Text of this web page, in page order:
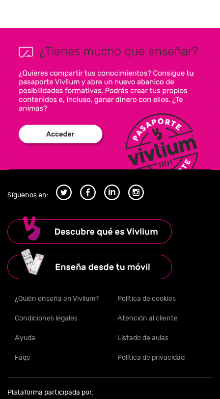
Síguenos en:
¿Quién enseña en Vivlium? Política de cookies
Condiciones legales Atención al cliente
Ayuda Listado de aulas
Faqs Política de privacidad
Plataforma participada por: